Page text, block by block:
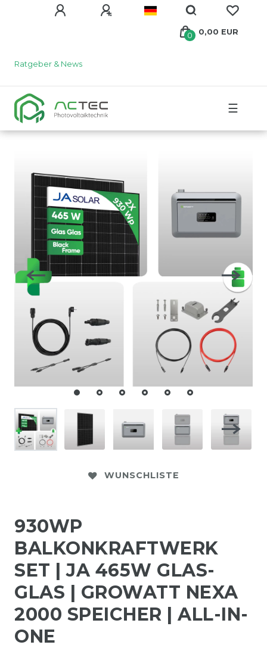
Ratgeber & News
0 0,00 EUR
☰
WUNSCHLISTE
930WP
BALKONKRAFTWERK
SET | JA 465W GLAS-
GLAS | GROWATT NEXA
2000 SPEICHER | ALL-IN-
ONE